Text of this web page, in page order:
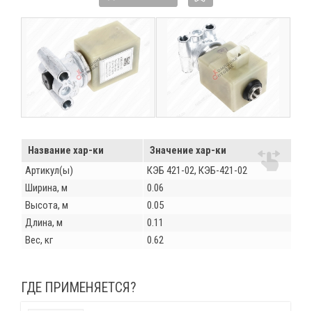
Название хар-ки
Значение хар-ки
Артикул(ы)
КЭБ 421-02, КЭБ-421-02
Ширина, м
0.06
Высота, м
0.05
Длина, м
0.11
Вес, кг
0.62
ГДЕ ПРИМЕНЯЕТСЯ?